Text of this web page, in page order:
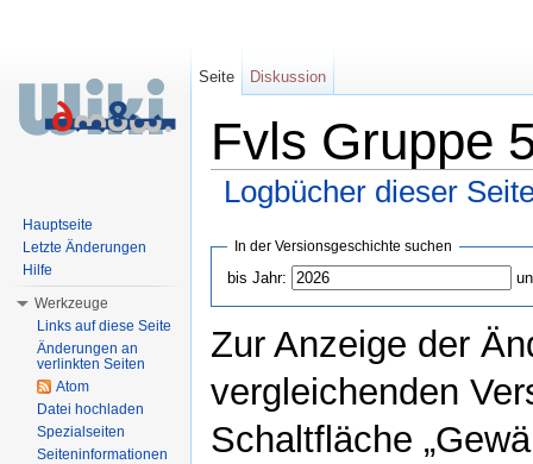
Fvls Gruppe
Logbücher dieser
In der Versionsgeschichte suchen
bis Jahr:
Zur Anzeige der
vergleichenden
Schaltfläche
Seite Diskussion
Hauptseite
Letzte Änderungen
Hilfe
Werkzeuge
Links auf diese Seite
Änderungen an
verlinkten Seiten
Atom
Datei hochladen
Spezialseiten
Seiteninformationen